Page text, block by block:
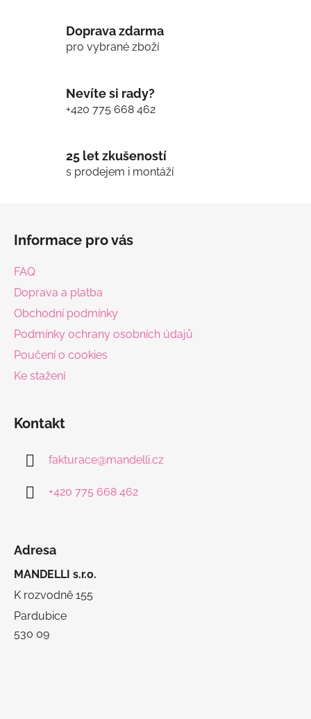
í
p
y
p
i
Doprava zdarma
pro vybrané zboží
Nevíte si rady?
+420 775 668 462
25 let zkušeností
s prodejem i montáží
Informace pro vás
FAQ
Doprava a platba
Obchodní podmínky
Podmínky ochrany osobních údajů
Poučení o cookies
Ke stažení
Kontakt
fakturace@mandelli.cz
+420 775 668 462
Adresa
MANDELLI s.r.o.
K rozvodně 155
Pardubice
530 09